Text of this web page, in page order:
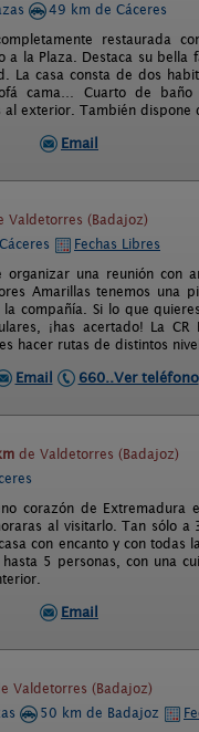
49 km de Cáceres
restaurada
la Plaza. Destaca su
casa consta de dos
cama… Cuarto de
exterior. También dispone
Email
Valdetorres (Badajoz)
Fechas Libres
una reunión con
Amarillas tenemos una
compañía. Si lo que
¡has acertado! La CR
hacer rutas de distintos
Email 660..Ver teléfono
de Valdetorres (Badajoz)
corazón de
al visitarlo. Tan sólo
con encanto y con
5 personas, con una
Email
Valdetorres (Badajoz)
50 km de Badajoz